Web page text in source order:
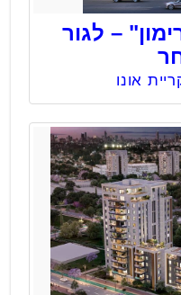
– לגור
אונו